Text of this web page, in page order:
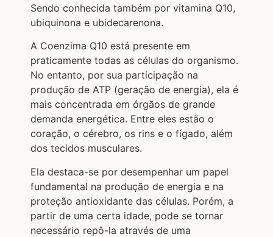
Sendo conhecida também por vitamina Q10,
ubiquinona e ubidecarenona.
A Coenzima Q10 está presente em
praticamente todas as células do organismo.
No entanto, por sua participação na
produção de ATP (geração de energia), ela é
mais concentrada em órgãos de grande
demanda energética. Entre eles estão o
coração, o cérebro, os rins e o fígado, além
dos tecidos musculares.
Ela destaca-se por desempenhar um papel
fundamental na produção de energia e na
proteção antioxidante das células. Porém, a
partir de uma certa idade, pode se tornar
necessário repô-la através de uma